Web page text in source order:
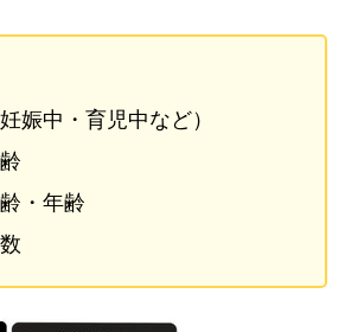
娠中・育児中など）
・年齢